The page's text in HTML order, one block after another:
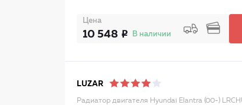
Цена
10 548 В наличии
LUZAR
Радиатор двигателя Hyundai Elantra (00-)